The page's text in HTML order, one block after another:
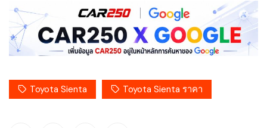
Toyota Sienta Toyota Sienta ราคา